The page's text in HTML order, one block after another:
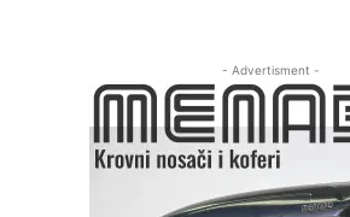
- Advertisment -